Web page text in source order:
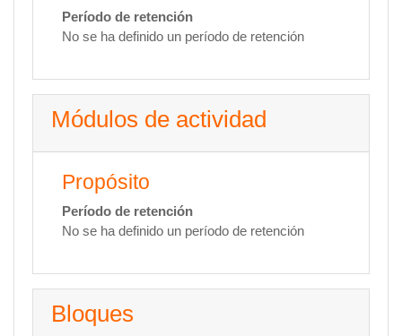
Período de retención
No se ha definido un período de retención
Módulos de actividad
Propósito
Período de retención
No se ha definido un período de retención
Bloques